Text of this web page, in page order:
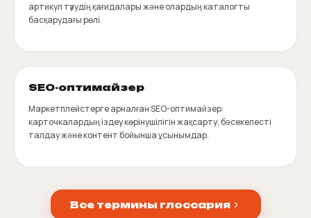
артикул түзудің қағидалары және олардың каталогты
басқарудағы рөлі.
SEO-оптимайзер
Маркетплейстерге арналған SEO-оптимайзер:
карточкалардың іздеу көрінушілігін жақсарту, бәсекелесті
талдау және контент бойынша ұсынымдар.
Все термины глоссария